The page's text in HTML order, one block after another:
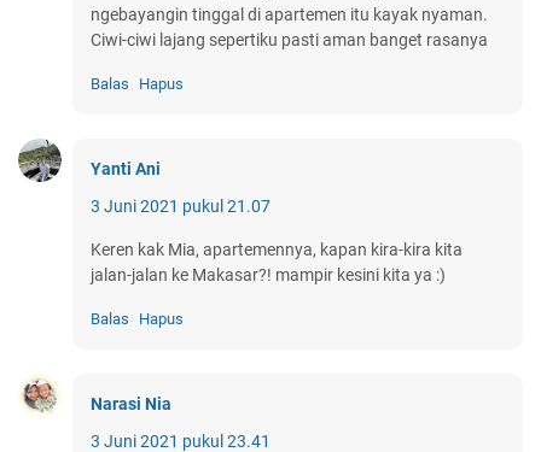
ngebayangin tinggal di apartemen itu kayak nyaman.
Ciwi-ciwi lajang sepertiku pasti aman banget rasanya
Balas Hapus
Yanti Ani
3 Juni 2021 pukul 21.07
Keren kak Mia, apartemennya, kapan kira-kira kita
jalan-jalan ke Makasar?! mampir kesini kita ya :)
Balas Hapus
Narasi Nia
3 Juni 2021 pukul 23.41